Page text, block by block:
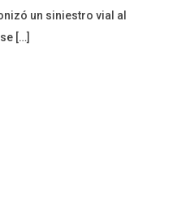
un siniestro vial al
[…]